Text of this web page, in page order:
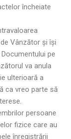
încheiate
Vânzător și își
pe
va anula
ulterioară a
ca vreo parte să
persoane
fizice care au
înregistrării